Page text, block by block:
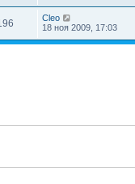
Cleo
18 ноя 2009, 17:03